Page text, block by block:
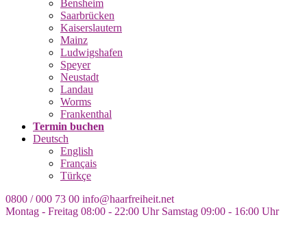
Bensheim
Saarbrücken
Kaiserslautern
Mainz
Ludwigshafen
Speyer
Neustadt
Landau
Worms
Frankenthal
Termin buchen
Deutsch
English
Français
Türkçe
0800 / 000 73 00 info@haarfreiheit.net
Montag - Freitag 08:00 - 22:00 Uhr Samstag 09:00 - 16:00 Uhr